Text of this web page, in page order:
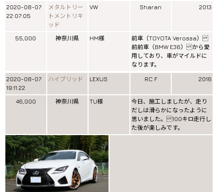
2020-08-07
22:07:05
メタルトリー
トメントリキ
ッド
VW Sharan 2013
55,000 神奈川県 HM様
前車（TOYOTA Verossa）
前前車（BMW E36） から愛
用しており、車がマイルドに
なります。
2020-08-07
19:11:22
ハイブリッド LEXUS RC F 2016
46,000 神奈川県 TU様
今日、施工しましたが、走り
だしは滑らかになったように
思いました。 100キロ走行し
た後が楽しみです。